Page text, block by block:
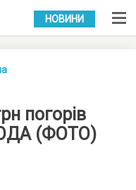
УКР РУС
НОВИНИ
погорів
ОДА (ФОТО)